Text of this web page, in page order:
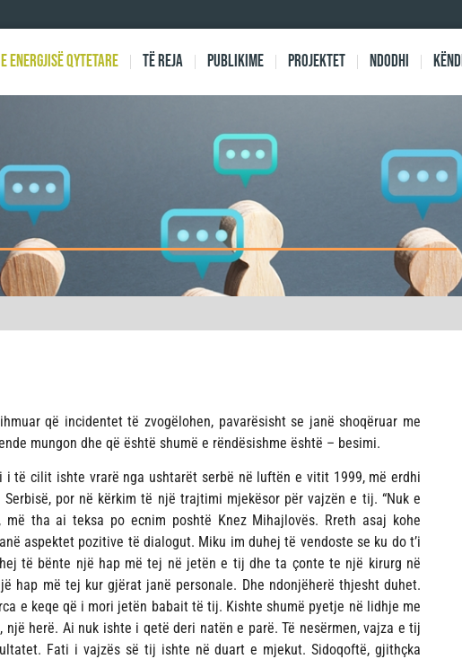
Energjisë Qytetare Të reja Publikime Projektet Ndodhi
që incidentet të zvogëlohen, pavarësisht se janë shoqëruar me
mungon dhe që është shumë e rëndësishme është – besimi.
i të cilit ishte vrarë nga ushtarët serbë në luftën e vitit 1999, më erdhi
por në kërkim të një trajtimi mjekësor për vajzën e tij. “Nuk e
tha ai teksa po ecnim poshtë Knez Mihajlovës. Rreth asaj kohe
aspektet pozitive të dialogut. Miku im duhej të vendoste se ku do t’i
të bënte një hap më tej në jetën e tij dhe ta çonte te një kirurg në
hap më tej kur gjërat janë personale. Dhe ndonjëherë thjesht duhet.
e keqe që i mori jetën babait të tij. Kishte shumë pyetje në lidhje me
herë. Ai nuk ishte i qetë deri natën e parë. Të nesërmen, vajza e tij
Fati i vajzës së tij ishte në duart e mjekut. Sidoqoftë, gjithçka